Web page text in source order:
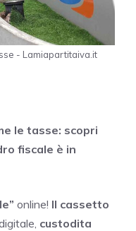
- Lamiapartitaiva.it
le tasse: scopri
fiscale è in
online! Il cassetto
custodita